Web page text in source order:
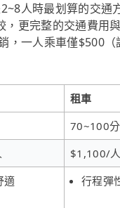
人時最划算的交通
更完整的交通費用
一人乘車僅$500（
租車
70~100分
$1,100/人
適 行程彈